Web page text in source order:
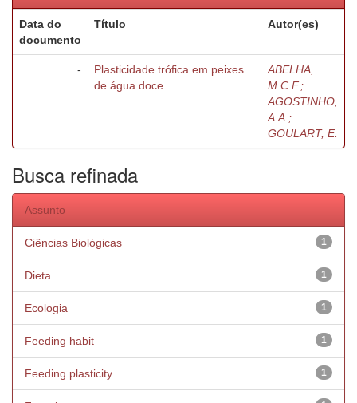
Data do
documento
Título Autor(es)
-
Plasticidade trófica em peixes
de água doce
ABELHA,
M.C.F.;
AGOSTINHO,
A.A.;
GOULART, E.
Busca refinada
Assunto
1
Ciências Biológicas
1
Dieta
1
Ecologia
1
Feeding habit
1
Feeding plasticity